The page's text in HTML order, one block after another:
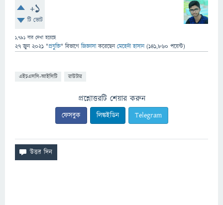
+1
টি ভোট
1,791 বার দেখা হয়েছে
27 জুন 2021 "প্রযুক্তি" বিভাগে জিজ্ঞাসাকরেছেনমেহেদী হাসান (141,860 পয়েন্ট)
এইচএসসি-আইসিটি রাউটার
প্রশ্নোত্তরটি শেয়ার করুন
ফেসবুক লিঙ্কইডিন Telegram